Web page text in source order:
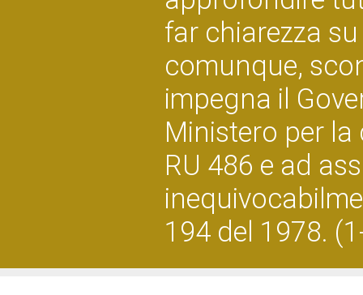
far chiarezza
comunque,
impegna il
Ministero per
RU 486 e ad
194 del 1978.